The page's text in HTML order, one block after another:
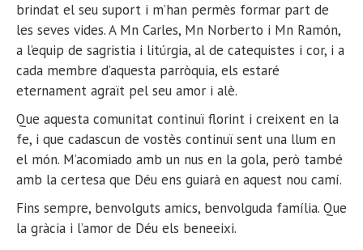
brindat el seu suport i m’han permès formar part de
les seves vides. A Mn Carles, Mn Norberto i Mn Ramón,
a l’equip de sagristia i litúrgia, al de catequistes i cor, i a
cada membre d’aquesta parròquia, els estaré
eternament agraït pel seu amor i alè.
Que aquesta comunitat continuï florint i creixent en la
fe, i que cadascun de vostès continuï sent una llum en
el món. M’acomiado amb un nus en la gola, però també
amb la certesa que Déu ens guiarà en aquest nou camí.
Fins sempre, benvolguts amics, benvolguda família. Que
la gràcia i l’amor de Déu els beneeixi.